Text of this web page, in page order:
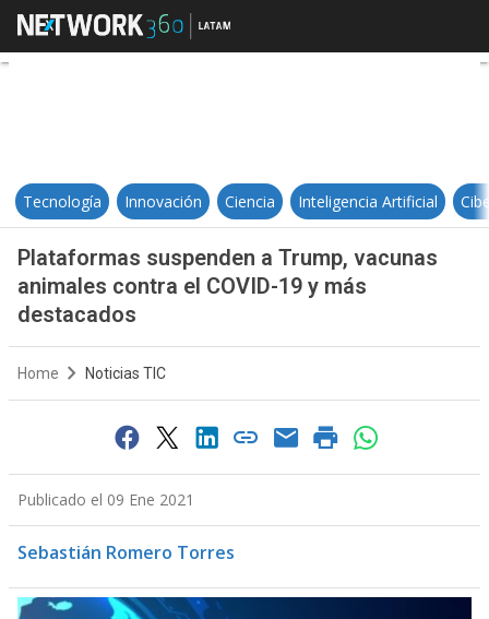
Plataformas suspenden a
Tecnología Innovación Ciencia Inteligencia Artificial
Plataformas suspenden a Trump, vacunas
animales contra el COVID-19 y más
destacados
Home Noticias TIC
Publicado el 09 Ene 2021
Sebastián Romero Torres